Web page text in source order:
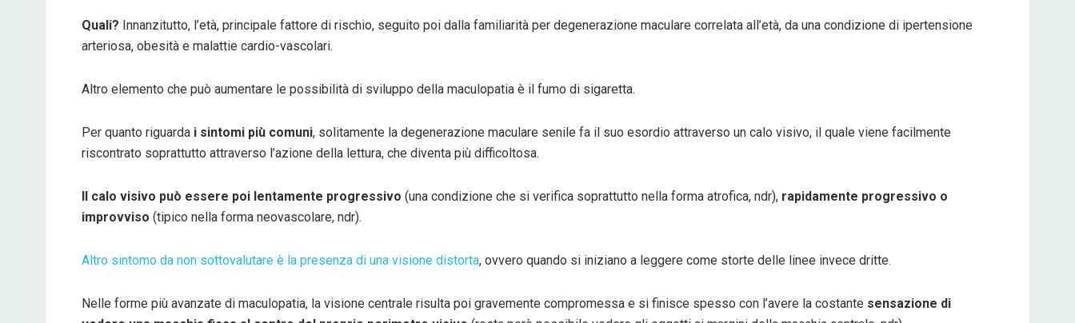
Quali? Innanzitutto, l’età, principale fattore di rischio, seguito poi dalla familiarità per degenerazione maculare correlata all’età, da una condizione di ipertensione
arteriosa, obesità e malattie cardio-vascolari.
Altro elemento che può aumentare le possibilità di sviluppo della maculopatia è il fumo di sigaretta.
Per quanto riguarda i sintomi più comuni, solitamente la degenerazione maculare senile fa il suo esordio attraverso un calo visivo, il quale viene facilmente
riscontrato soprattutto attraverso l’azione della lettura, che diventa più difficoltosa.
Il calo visivo può essere poi lentamente progressivo (una condizione che si verifica soprattutto nella forma atrofica, ndr), rapidamente progressivo o
improvviso (tipico nella forma neovascolare, ndr).
Altro sintomo da non sottovalutare è la presenza di una visione distorta, ovvero quando si iniziano a leggere come storte delle linee invece dritte.
Nelle forme più avanzate di maculopatia, la visione centrale risulta poi gravemente compromessa e si finisce spesso con l’avere la costante sensazione di